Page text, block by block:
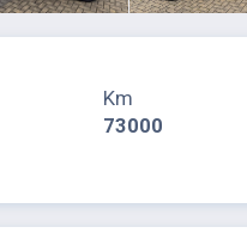
Km
73000